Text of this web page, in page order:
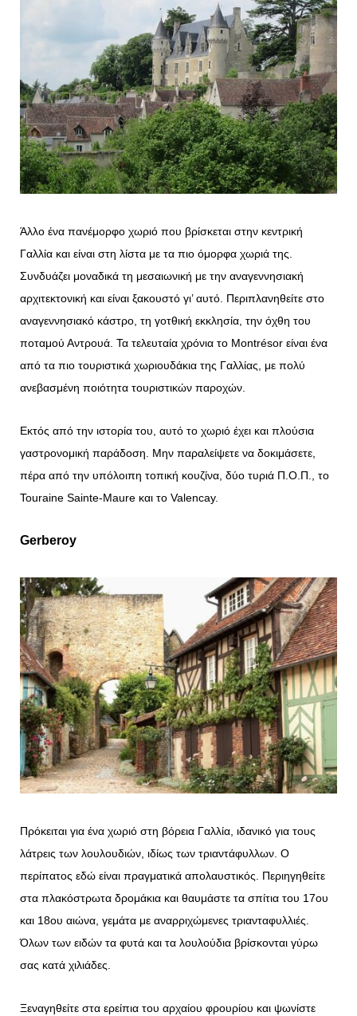
Άλλο ένα πανέμορφο χωριό που βρίσκεται στην κεντρική
Γαλλία και είναι στη λίστα με τα πιο όμορφα χωριά της.
Συνδυάζει μοναδικά τη μεσαιωνική με την αναγεννησιακή
αρχιτεκτονική και είναι ξακουστό γι’ αυτό. Περιπλανηθείτε στο
αναγεννησιακό κάστρο, τη γοτθική εκκλησία, την όχθη του
ποταμού Αντρουά. Τα τελευταία χρόνια το Montrésor είναι ένα
από τα πιο τουριστικά χωριουδάκια της Γαλλίας, με πολύ
ανεβασμένη ποιότητα τουριστικών παροχών.
Εκτός από την ιστορία του, αυτό το χωριό έχει και πλούσια
γαστρονομική παράδοση. Μην παραλείψετε να δοκιμάσετε,
πέρα από την υπόλοιπη τοπική κουζίνα, δύο τυριά Π.Ο.Π., το
Touraine Sainte-Maure και το Valencay.
Gerberoy
Πρόκειται για ένα χωριό στη βόρεια Γαλλία, ιδανικό για τους
λάτρεις των λουλουδιών, ιδίως των τριαντάφυλλων. Ο
περίπατος εδώ είναι πραγματικά απολαυστικός. Περιηγηθείτε
στα πλακόστρωτα δρομάκια και θαυμάστε τα σπίτια του 17ου
και 18ου αιώνα, γεμάτα με αναρριχώμενες τριανταφυλλιές.
Όλων των ειδών τα φυτά και τα λουλούδια βρίσκονται γύρω
σας κατά χιλιάδες.
Ξεναγηθείτε στα ερείπια του αρχαίου φρουρίου και ψωνίστε